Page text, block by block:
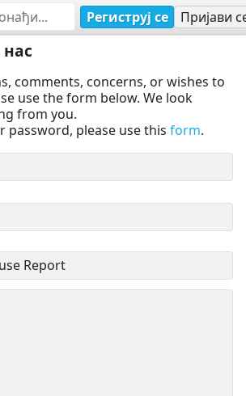
Региструј се Пријави
comments, concerns, or wishes to
use the form below. We look
from you.
please use this form.